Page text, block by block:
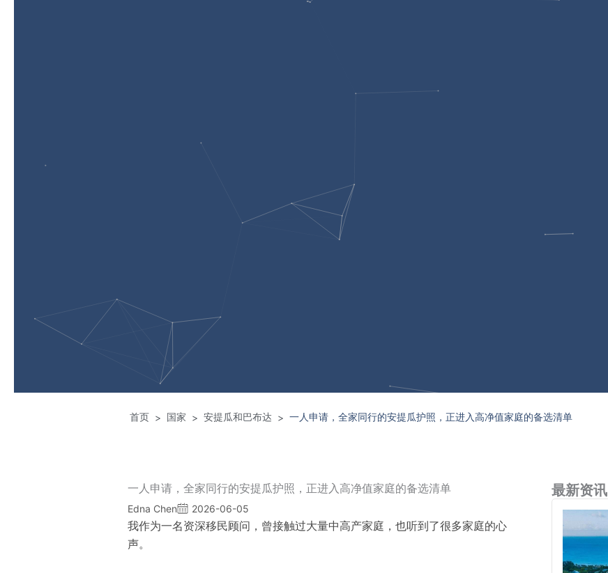
首页 > 国家 > 安提瓜和巴布达 > 一人申请，全家同行的安提瓜护照，正进入高净值家庭的备选清单
一人申请，全家同行的安提瓜护照，正进入高净值家庭的备选清单
Edna Chen 2026-06-05
我作为一名资深移民顾问，曾接触过大量中高产家庭，也听到了很多家庭的心
声。
最新资讯